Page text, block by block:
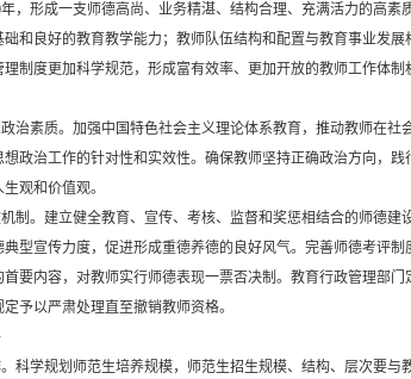
，形成一支师德高尚、业务精湛、结构合理、充满活力的高
和良好的教育教学能力；教师队伍结构和配置与教育事业发
制度更加科学规范，形成富有效率、更加开放的教师工作体制
治素质。加强中国特色社会主义理论体系教育，推动教师在
政治工作的针对性和实效性。确保教师坚持正确政治方向，
观和价值观。
制。建立健全教育、宣传、考核、监督和奖惩相结合的师德
型宣传力度，促进形成重德养德的良好风气。完善师德考评
要内容，对教师实行师德表现一票否决制。教育行政管理部
予以严肃处理直至撤销教师资格。
科学规划师范生培养规模，师范生招生规模、结构、层次要